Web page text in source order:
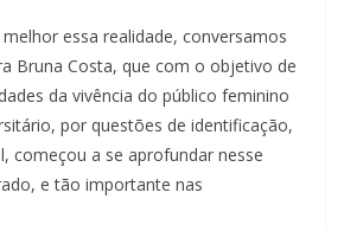
essa realidade, conversamos
Bruna Costa, que com o objetivo de
da vivência do público feminino
por questões de identificação,
começou a se aprofundar nesse
e tão importante nas